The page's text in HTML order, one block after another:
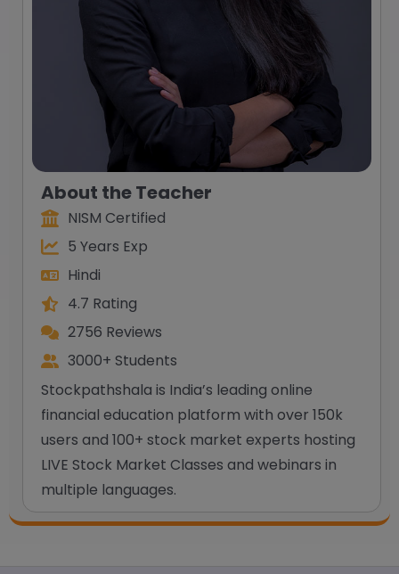
About the Teacher
NISM Certified
5 Years Exp
Hindi
4.7 Rating
2756 Reviews
3000+ Students
Stockpathshala is India’s leading online
financial education platform with over 150k
users and 100+ stock market experts hosting
LIVE Stock Market Classes and webinars in
multiple languages.